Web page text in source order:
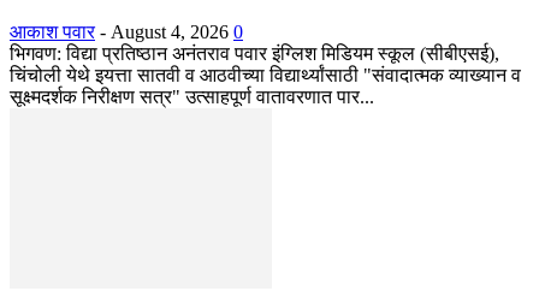
आकाश पवार - August 4, 2026 0
भिगवण: विद्या प्रतिष्ठान अनंतराव पवार इंग्लिश मिडियम स्कूल (सीबीएसई),
चिंचोली येथे इयत्ता सातवी व आठवीच्या विद्यार्थ्यांसाठी "संवादात्मक व्याख्यान व
सूक्ष्मदर्शक निरीक्षण सत्र" उत्साहपूर्ण वातावरणात पार...